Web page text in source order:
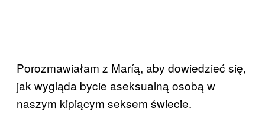
Porozmawiałam z Maríą, aby dowiedzieć się,
jak wygląda bycie aseksualną osobą w
naszym kipiącym seksem świecie.